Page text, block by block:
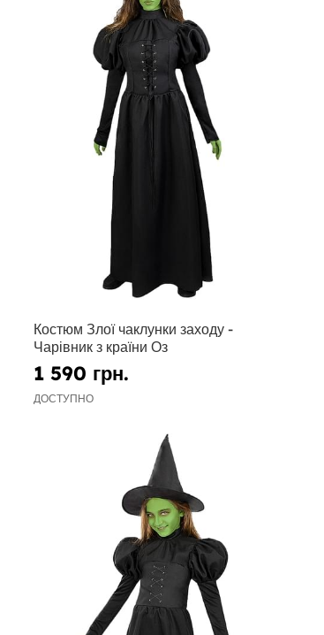
Костюм Злої чаклунки заходу -
Чарівник з країни Оз
1 590 грн.
ДОСТУПНО